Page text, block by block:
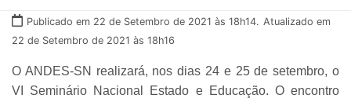
Publicado em 22 de Setembro de 2021 às 18h14. Atualizado em
22 de Setembro de 2021 às 18h16
O ANDES-SN realizará, nos dias 24 e 25 de setembro, o
VI Seminário Nacional Estado e Educação. O encontro